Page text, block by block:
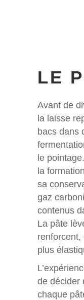
LE
Avant de
la laisse
bacs dans
le
la
sa
gaz
contenus
La pâte
renforcent,
plus
de décider
chaque